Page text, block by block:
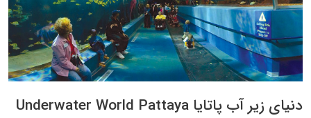
دنیای زیر آب پاتایا Underwater World Pattaya